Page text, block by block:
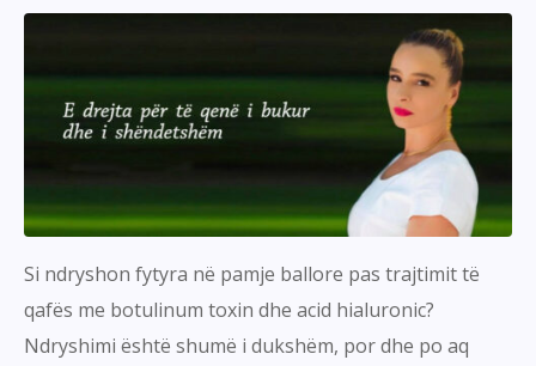
Si ndryshon fytyra në pamje ballore pas trajtimit të
qafës me botulinum toxin dhe acid hialuronic?
Ndryshimi është shumë i dukshëm, por dhe po aq